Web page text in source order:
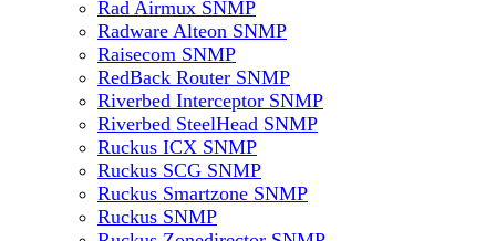
Rad Airmux SNMP
Radware Alteon SNMP
Raisecom SNMP
RedBack Router SNMP
Riverbed Interceptor SNMP
Riverbed SteelHead SNMP
Ruckus ICX SNMP
Ruckus SCG SNMP
Ruckus Smartzone SNMP
Ruckus SNMP